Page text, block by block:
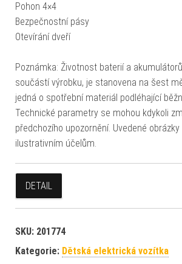
Pohon 4×4
Bezpečnostní pásy
Otevírání dveří
Poznámka: Životnost baterií a
součástí výrobku, je stanovena na šest
jedná o spotřební materiál podléhající
Technické parametry se mohou kdykoli
předchozího upozornění. Uvedené
ilustrativním účelům.
DETAIL
SKU: 201774
Kategorie: Dětská elektrická vozítka